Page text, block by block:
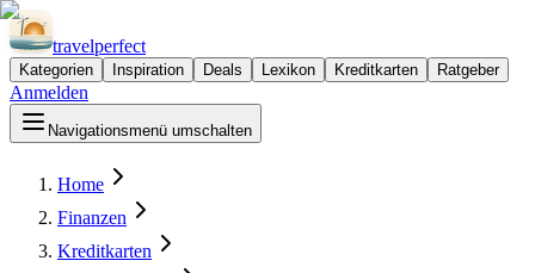
travelperfect
Kategorien Inspiration Deals Lexikon Kreditkarten Ratgeber
Anmelden
Navigationsmenü umschalten
Home
Finanzen
Kreditkarten